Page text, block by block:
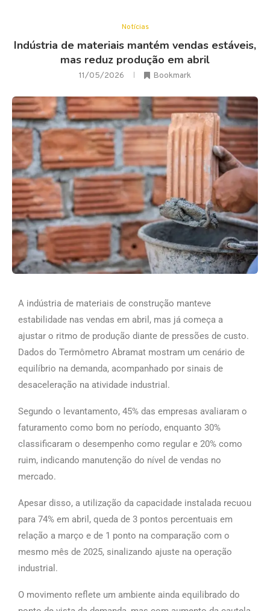
Notícias
Indústria de materiais mantém vendas estáveis,
mas reduz produção em abril
11/05/2026 Bookmark
A indústria de materiais de construção manteve
estabilidade nas vendas em abril, mas já começa a
ajustar o ritmo de produção diante de pressões de custo.
Dados do Termômetro Abramat mostram um cenário de
equilíbrio na demanda, acompanhado por sinais de
desaceleração na atividade industrial.
Segundo o levantamento, 45% das empresas avaliaram o
faturamento como bom no período, enquanto 30%
classificaram o desempenho como regular e 20% como
ruim, indicando manutenção do nível de vendas no
mercado.
Apesar disso, a utilização da capacidade instalada recuou
para 74% em abril, queda de 3 pontos percentuais em
relação a março e de 1 ponto na comparação com o
mesmo mês de 2025, sinalizando ajuste na operação
industrial.
O movimento reflete um ambiente ainda equilibrado do